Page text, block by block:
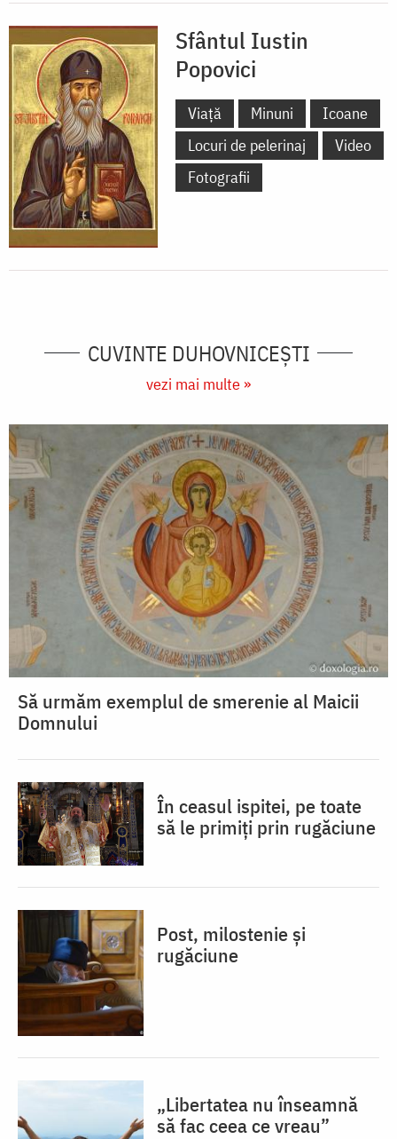
Sfântul Iustin
Popovici
Viață Minuni
Icoane
Locuri de pelerinaj
Video
Fotografii
CUVINTE DUHOVNICEȘTI
vezi mai multe »
Să urmăm exemplul de smerenie al Maicii
Domnului
În ceasul ispitei, pe toate
să le primiți prin rugăciune
Post, milostenie și
rugăciune
„Libertatea nu înseamnă
să fac ceea ce vreau”